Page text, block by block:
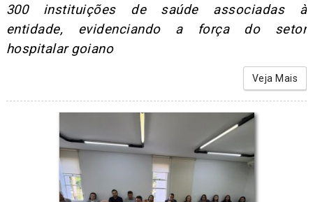
300 instituições de saúde associadas à
entidade, evidenciando a força do setor
hospitalar goiano
Veja Mais